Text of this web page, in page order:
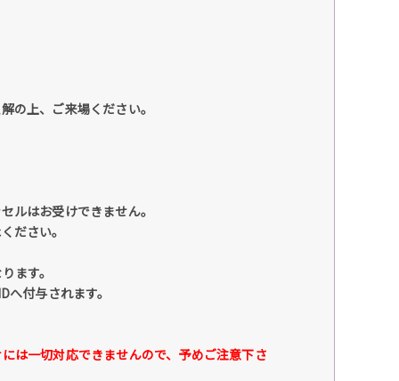
の上、ご来場ください。
ルはお受けできません。
ださい。
ます。
付与されます。
は一切対応できませんので、予めご注意下さ